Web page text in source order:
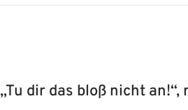
„Tu dir das bloß nicht